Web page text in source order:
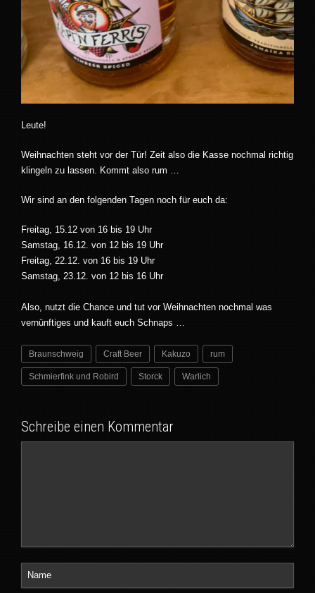
Leute!
Weihnachten steht vor der Tür! Zeit also die Kasse nochmal richtig
klingeln zu lassen. Kommt also rum …
Wir sind an den folgenden Tagen noch für euch da:
Freitag, 15.12 von 16 bis 19 Uhr
Samstag, 16.12. von 12 bis 19 Uhr
Freitag, 22.12. von 16 bis 19 Uhr
Samstag, 23.12. von 12 bis 16 Uhr
Also, nutzt die Chance und tut vor Weihnachten nochmal was
vernünftiges und kauft euch Schnaps …
Braunschweig Craft Beer Kakuzo rum
Schmierfink und Robird Storck Warlich
Schreibe einen Kommentar